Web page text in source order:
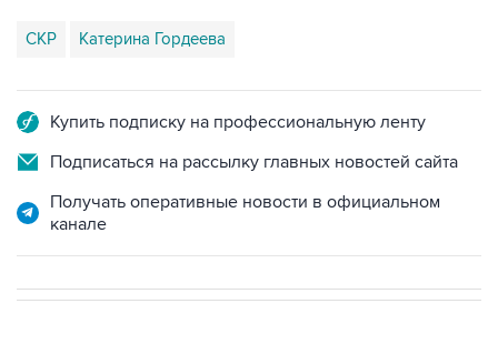
СКР Катерина Гордеева
Купить подписку на профессиональную ленту
Подписаться на рассылку главных новостей сайта
Получать оперативные новости в официальном
канале